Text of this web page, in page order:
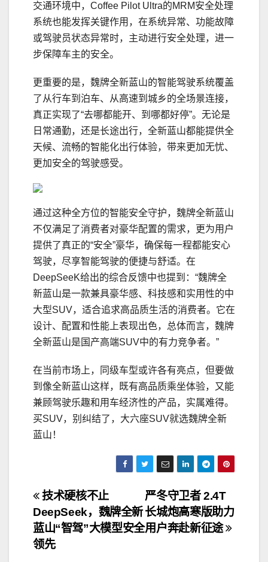
交通环境中，Coffee Pilot Ultra的MRM安全处理
系统也能发挥关键作用，在系统异常、功能故障
或驾驶员状态异常时，主动进行安全处理，进一
步保障车主的安全。
更重要的是，魏牌全新蓝山的智能驾驶系统覆盖
了从行车到泊车、从高速到城乡的全场景连接，
真正实现了“去哪都能开、到哪都好停”。无论是
日常通勤，还是长途出行，全新蓝山都能提供全
天候、流畅的智能化出行体验，带来更加无忧、
更加安全的驾驶感受。
通过这种全方位的智能安全守护，魏牌全新蓝山
不仅满足了消费者对豪华配置的需求，更为用户
提供了真正的“安全”豪华，确保每一程都能安心
驾驶，尽享智能驾驶的便捷与舒适。在
DeepSeeK给出的综合反馈中也提到：“魏牌全
新蓝山是一款兼具豪华感、科技感和实用性的中
大型SUV，适合追求高品质生活的消费者。它在
设计、配置和性能上表现出色，总体而言，魏牌
全新蓝山是国产高端SUV中的有力竞争者。”
在当前市场上，同级车型或许各有亮点，但要做
到像全新蓝山这样，既有高品质乘坐体验，又能
兼顾驾驶乐趣和用车经济性的产品，实属难得。
买SUV，别纠结了，大六座SUV就选魏牌全新
蓝山！
文
章
导
严冬守卫者 2.4T
长城炮高寒版助力
用户奔赴新征途
技术硬核不止
DeepSeek，魏牌全新
蓝山“智驾”大模型安全
领先